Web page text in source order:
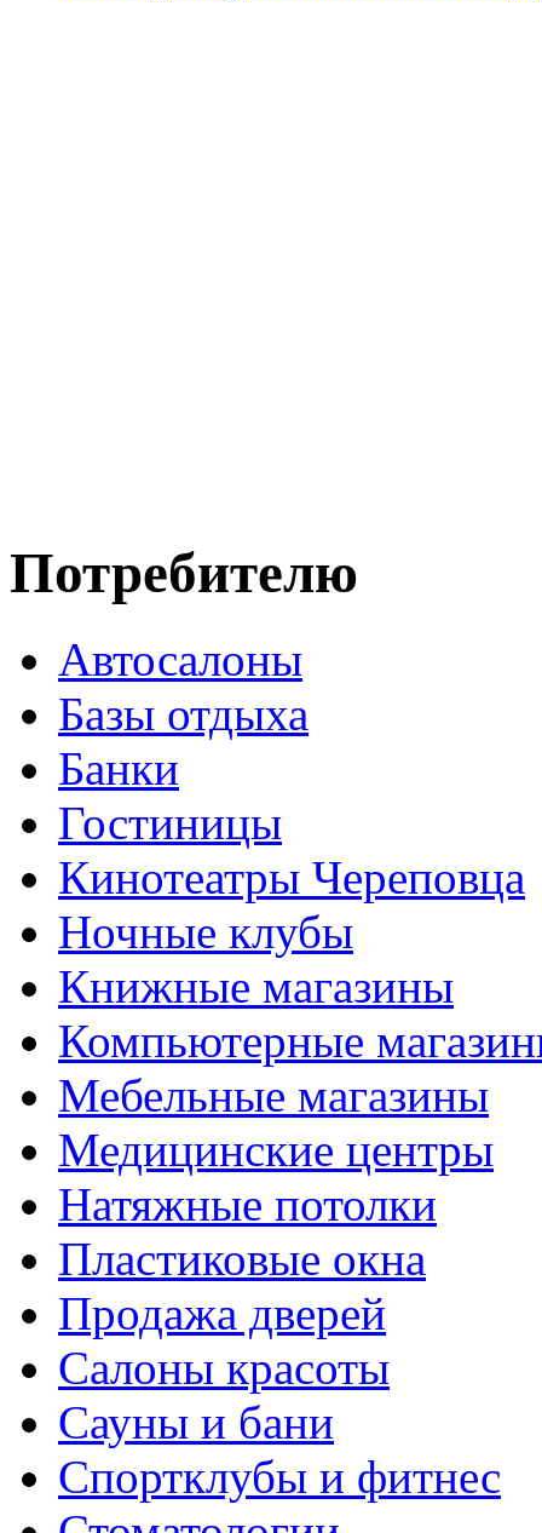
Потребителю
Автосалоны
Базы отдыха
Банки
Гостиницы
Кинотеатры Череповца
Ночные клубы
Книжные магазины
Компьютерные
Мебельные магазины
Медицинские центры
Натяжные потолки
Пластиковые окна
Продажа дверей
Салоны красоты
Сауны и бани
Спортклубы и фитнес